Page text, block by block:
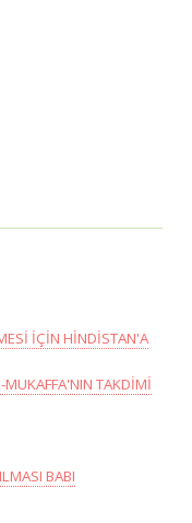
İÇİN HİNDİSTAN'A
TAKDİMİ
BABI